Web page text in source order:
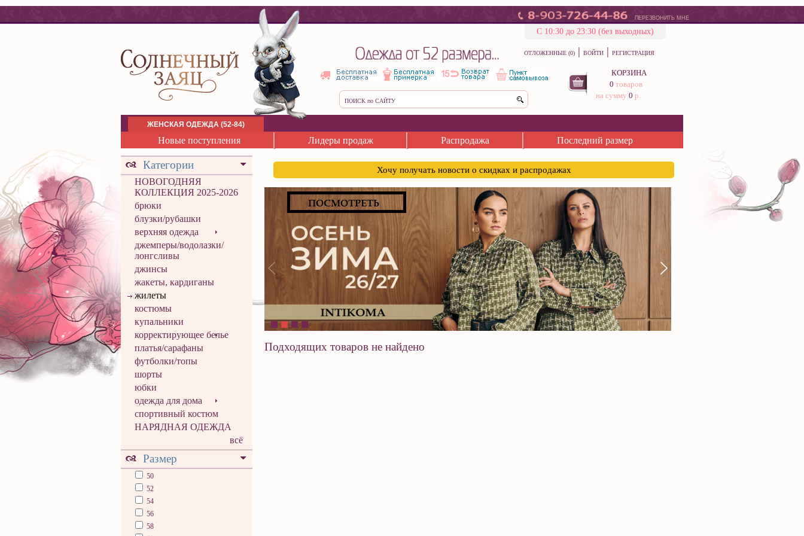
ПЕРЕЗВОНИТЬ МНЕ
С 10:30 до 23:30 (без выходных)
ОТЛОЖЕННЫЕ (0) | ВОЙТИ | РЕГИСТРАЦИЯ
КОРЗИНА
0 товаров
на сумму 0 р.
ЖЕНСКАЯ ОДЕЖДА (52-84)
Новые поступления Лидеры продаж Распродажа Последний размер
Категории
НОВОГОДНЯЯ
КОЛЛЕКЦИЯ 2025-2026
брюки
блузки/рубашки
верхняя одежда
джемперы/водолазки/
лонгсливы
джинсы
жакеты, кардиганы
жилеты
костюмы
купальники
корректирующее белье
платья/сарафаны
футболки/топы
шорты
юбки
одежда для дома
спортивный костюм
НАРЯДНАЯ ОДЕЖДА
всё
Размер
50
52
54
56
58
Хочу получать новости о скидках и распродажах
Подходящих товаров не найдено